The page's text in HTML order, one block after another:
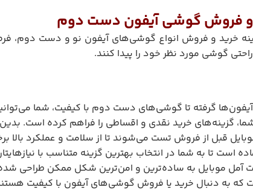
و فروش گوشی‌ آیفون دست دوم
خرید و فروش انواع گوشی‌های آیفون نو و دست
گوشی مورد نظر خود را پیدا کنند.
گرفته تا گوشی‌های دست دوم با کیفیت، شما می‌توانید
گزینه‌های خرید نقدی و اقساطی را فراهم کرده است. بدین
قبل از فروش تست می‌شوند تا از سلامت و عملکرد بالا
است تا به شما در انتخاب بهترین گزینه متناسب با
موبایل به ساده‌ترین و امن‌ترین شکل ممکن طراحی شده
که به دنبال خرید یا فروش گوشی‌های آیفون با کیفیت